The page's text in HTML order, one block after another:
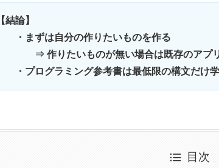
【結論】
・まずは自分の作りたいものを作る
⇒ 作りたいものが無い場合は既存のアプリ
・プログラミング参考書は最低限の構文だけ学